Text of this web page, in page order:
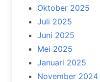
Oktober 2025
Juli 2025
Juni 2025
Mei 2025
Januari 2025
November 2024